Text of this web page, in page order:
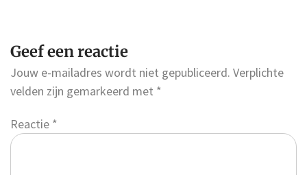
Geef een reactie
Jouw e-mailadres wordt niet gepubliceerd. Verplichte
velden zijn gemarkeerd met *
Reactie *